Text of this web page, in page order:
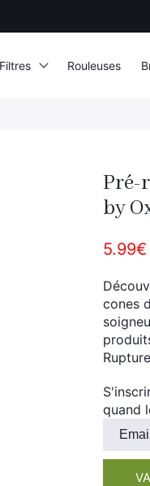
Pré-
by
5.99€
cones
quand
Entrez
adresse
Filtres Rouleuses